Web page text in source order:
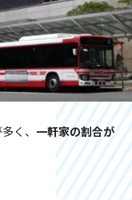
く、 一軒家の割合が